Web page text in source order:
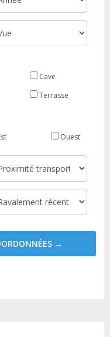
Cave
Terrasse
Ouest
→